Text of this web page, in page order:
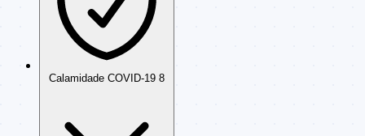
Calamidade COVID-19 8